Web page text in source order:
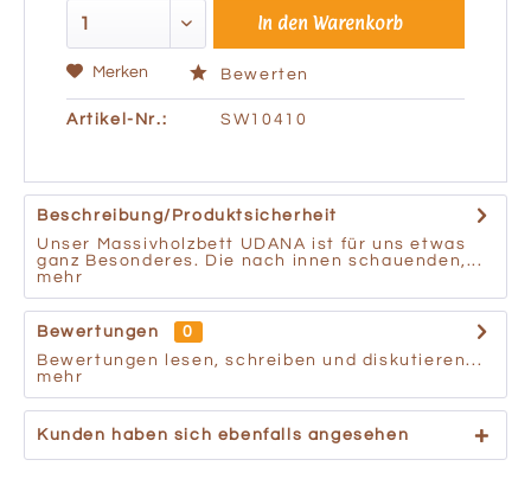
In den Warenkorb
Merken Bewerten
Artikel-Nr.: SW10410
Beschreibung/Produktsicherheit
Unser Massivholzbett UDANA ist für uns etwas
ganz Besonderes. Die nach innen schauenden,...
mehr
Bewertungen
0
Bewertungen lesen, schreiben und diskutieren...
mehr
Kunden haben sich ebenfalls angesehen